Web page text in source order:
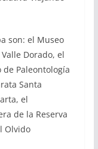
son: el Museo
Dorado, el
de Paleontología
Santa
el
de la Reserva
Olvido